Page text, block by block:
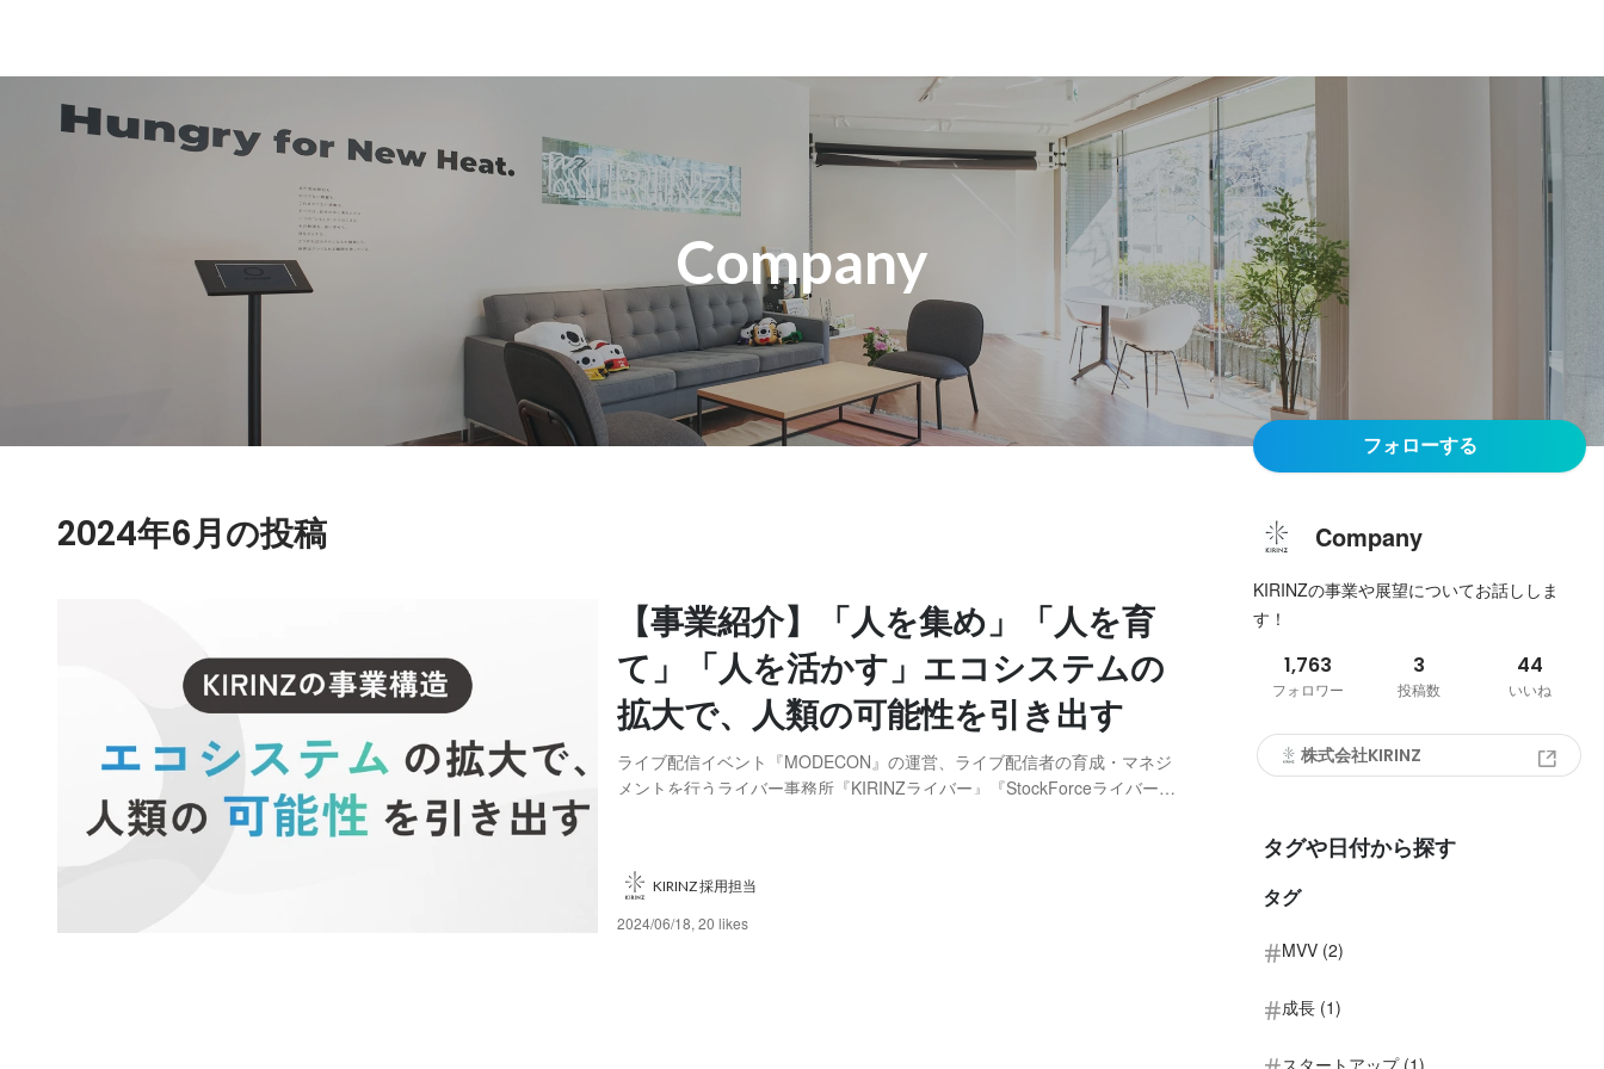
Company
2024年6月の投稿
【事業紹介】「人を集め」「人を育
て」「人を活かす」エコシステムの
拡大で、人類の可能性を引き出す
ライブ配信イベント『MODECON』の運営、ライブ配信者の育成・マネジ
メントを行うライバー事務所『KIRINZライバー』『StockForceライバー』
出す」お...
KIRINZ 採用担当
2024/06/18, 20 likes
フォローする
Company
KIRINZの事業や展望についてお話ししま
す！
1,763
フォロワー
3
投稿数
44
いいね
株式会社KIRINZ
タグや日付から探す
タグ
MVV (2)
成長 (1)
スタートアップ (1)